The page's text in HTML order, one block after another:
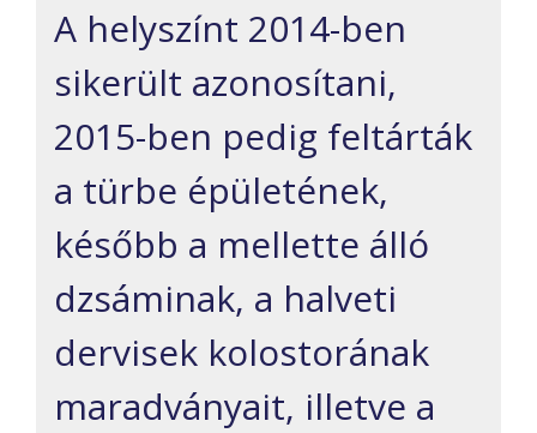
A helyszínt 2014-ben
sikerült azonosítani,
2015-ben pedig feltárták
a türbe épületének,
később a mellette álló
dzsáminak, a halveti
dervisek kolostorának
maradványait, illetve a